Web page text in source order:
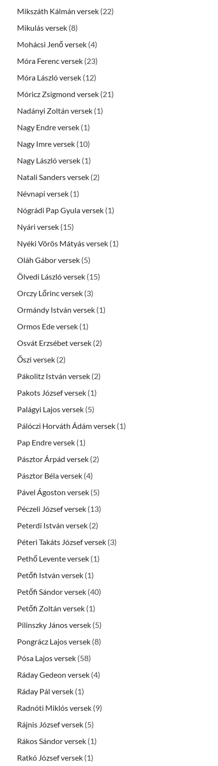
Mikszáth Kálmán versek (22)
Mikulás versek (8)
Mohácsi Jenő versek (4)
Móra Ferenc versek (23)
Móra László versek (12)
Móricz Zsigmond versek (21)
Nadányi Zoltán versek (1)
Nagy Endre versek (1)
Nagy Imre versek (10)
Nagy László versek (1)
Natali Sanders versek (2)
Névnapi versek (1)
Nógrádi Pap Gyula versek (1)
Nyári versek (15)
Nyéki Vörös Mátyás versek (1)
Oláh Gábor versek (5)
Ölvedi László versek (15)
Orczy Lőrinc versek (3)
Ormándy István versek (1)
Ormos Ede versek (1)
Osvát Erzsébet versek (2)
Őszi versek (2)
Pákolitz István versek (2)
Pakots József versek (1)
Palágyi Lajos versek (5)
Pálóczi Horváth Ádám versek (1)
Pap Endre versek (1)
Pásztor Árpád versek (2)
Pásztor Béla versek (4)
Pável Ágoston versek (5)
Péczeli József versek (13)
Peterdi István versek (2)
Péteri Takáts József versek (3)
Pethő Levente versek (1)
Petőfi István versek (1)
Petőfi Sándor versek (40)
Petőfi Zoltán versek (1)
Pilinszky János versek (5)
Pongrácz Lajos versek (8)
Pósa Lajos versek (58)
Ráday Gedeon versek (4)
Ráday Pál versek (1)
Radnóti Miklós versek (9)
Rájnis József versek (5)
Rákos Sándor versek (1)
Ratkó József versek (1)